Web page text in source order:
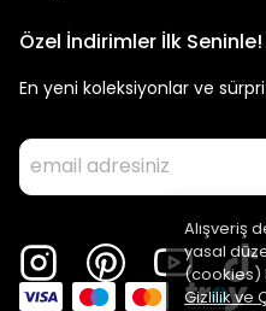
Alışveriş
yasal
(cookies)
Gizlilik ve
Özel İndirimler İlk Seninle!
En yeni koleksiyonlar ve